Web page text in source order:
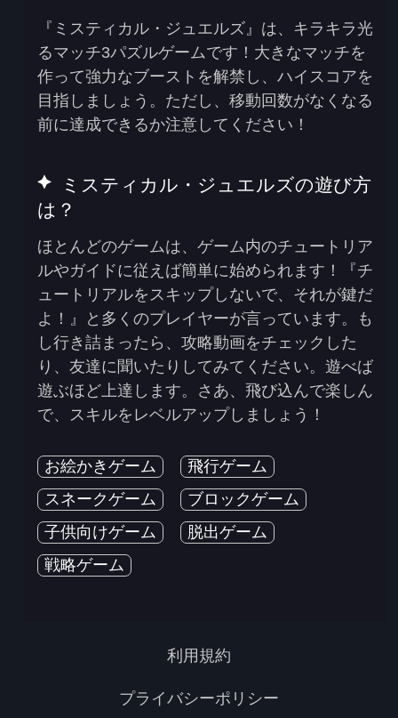
『ミスティカル・ジュエルズ』は、キラキラ光
るマッチ3パズルゲームです！大きなマッチを
作って強力なブーストを解禁し、ハイスコアを
目指しましょう。ただし、移動回数がなくなる
前に達成できるか注意してください！
ミスティカル・ジュエルズの遊び方
は？
ほとんどのゲームは、ゲーム内のチュートリア
ルやガイドに従えば簡単に始められます！『チ
ュートリアルをスキップしないで、それが鍵だ
よ！』と多くのプレイヤーが言っています。も
し行き詰まったら、攻略動画をチェックした
り、友達に聞いたりしてみてください。遊べば
遊ぶほど上達します。さあ、飛び込んで楽しん
で、スキルをレベルアップしましょう！
お絵かきゲーム
飛行ゲーム
スネークゲーム
ブロックゲーム
子供向けゲーム
脱出ゲーム
戦略ゲーム
利用規約
プライバシーポリシー